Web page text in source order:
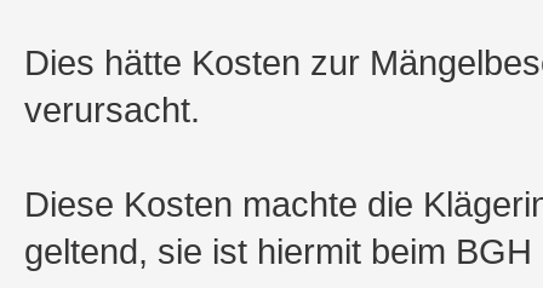
Dies hätte Kosten zur
verursacht.
Diese Kosten machte die
geltend, sie ist hiermit beim